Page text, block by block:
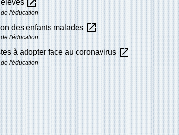
élèves open_in_new
l'éducation
des enfants malades open_in_new
l'éducation
à adopter face au coronavirus open_in_new
l'éducation